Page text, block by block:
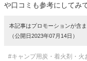
や口コミも参考にしてみ
本記事はプロモーションが含
（公開日2023年07月14日）
#キャンプ用炭・着火剤・火